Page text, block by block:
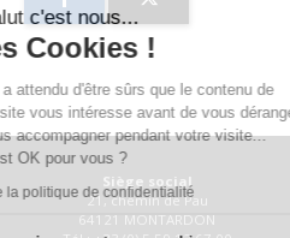
Siège social
21, chemin de Pau
64121 MONTARDON
Salut c'est nous...
les Cookies !
On a attendu d'être sûrs que le
ce site vous intéresse avant de vous
vous accompagner pendant votre
C'est OK pour vous ?
Lire la politique de confidentialité